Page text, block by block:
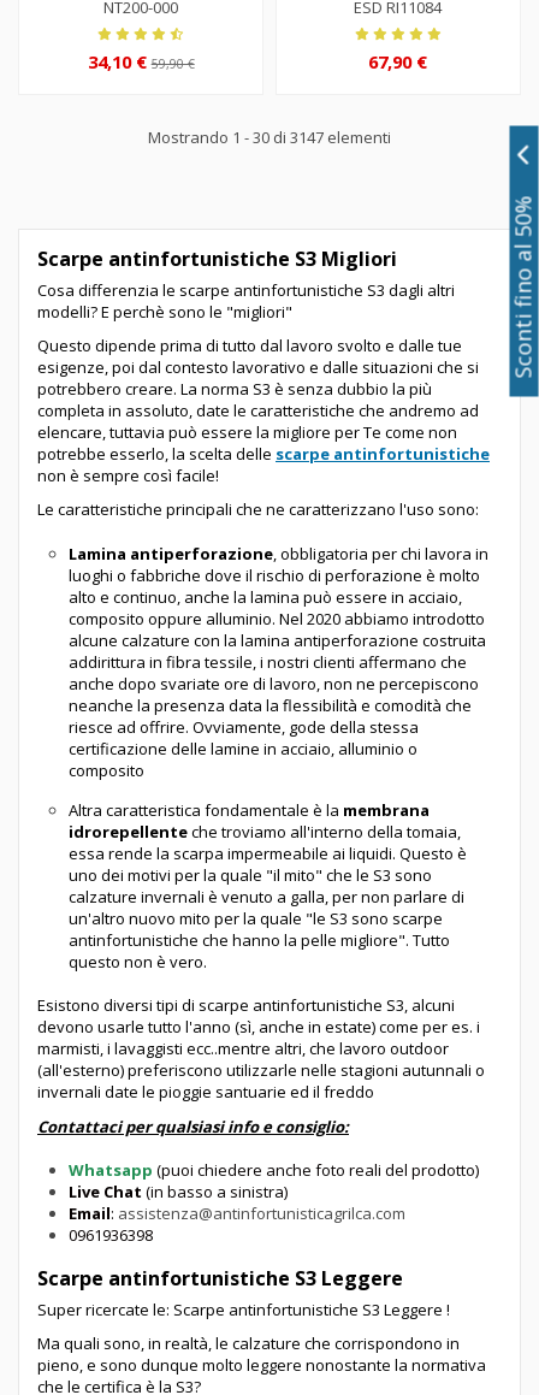
NT200-000
34,10 €59,90 €
ESD RI11084
67,90 €
Mostrando 1 - 30 di 3147 elementi
Scarpe antinfortunistiche S3 Migliori
Cosa differenzia le scarpe antinfortunistiche S3 dagli altri
modelli? E perchè sono le "migliori"
Questo dipende prima di tutto dal lavoro svolto e dalle tue
esigenze, poi dal contesto lavorativo e dalle situazioni che si
potrebbero creare. La norma S3 è senza dubbio la più
completa in assoluto, date le caratteristiche che andremo ad
elencare, tuttavia può essere la migliore per Te come non
potrebbe esserlo, la scelta delle scarpe antinfortunistiche
non è sempre così facile!
Le caratteristiche principali che ne caratterizzano l'uso sono:
Lamina antiperforazione, obbligatoria per chi lavora in
luoghi o fabbriche dove il rischio di perforazione è molto
alto e continuo, anche la lamina può essere in acciaio,
composito oppure alluminio. Nel 2020 abbiamo introdotto
alcune calzature con la lamina antiperforazione costruita
addirittura in fibra tessile, i nostri clienti affermano che
anche dopo svariate ore di lavoro, non ne percepiscono
neanche la presenza data la flessibilità e comodità che
riesce ad offrire. Ovviamente, gode della stessa
certificazione delle lamine in acciaio, alluminio o
composito
Altra caratteristica fondamentale è la membrana
idrorepellenteche troviamo all'interno della tomaia,
essa rende la scarpa impermeabile ai liquidi. Questo è
uno dei motivi per la quale "il mito" che le S3 sono
calzature invernali è venuto a galla, per non parlare di
un'altro nuovo mito per la quale "le S3 sono scarpe
antinfortunistiche che hanno la pelle migliore". Tutto
questo non è vero.
Esistono diversi tipi di scarpe antinfortunistiche S3, alcuni
devono usarle tutto l'anno (sì, anche in estate) come per es. i
marmisti, i lavaggisti ecc..mentre altri, che lavoro outdoor
(all'esterno) preferiscono utilizzarle nelle stagioni autunnali o
invernali date le pioggie santuarie ed il freddo
Contattaci per qualsiasi info e consiglio:
Whatsapp (puoi chiedere anche foto reali del prodotto)
Live Chat (in basso a sinistra)
Email: assistenza@antinfortunisticagrilca.com
0961936398
Scarpe antinfortunistiche S3 Leggere
Super ricercate le: Scarpe antinfortunistiche S3 Leggere !
Ma quali sono, in realtà, le calzature che corrispondono in
pieno, e sono dunque molto leggere nonostante la normativa
che le certifica è la S3?
Sconti fino al 50%